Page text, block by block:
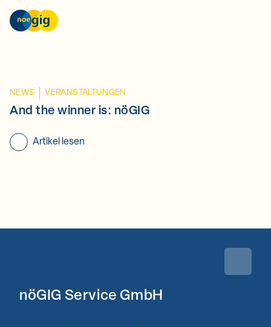
nöGIG – unser Netz. unsere Zukunft.
NEWS VERANSTALTUNGEN
And the winner is: nöGIG
Artikel lesen
nöGIG Service GmbH